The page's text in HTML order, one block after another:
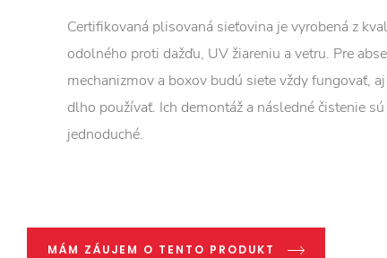
Certifikovaná plisovaná sieťovina je vyrobená z
odolného proti dažďu, UV žiareniu a vetru. Pre
mechanizmov a boxov budú siete vždy fungovať,
dlho používať. Ich demontáž a následné čistenie
jednoduché.
MÁM ZÁUJEM O TENTO PRODUKT